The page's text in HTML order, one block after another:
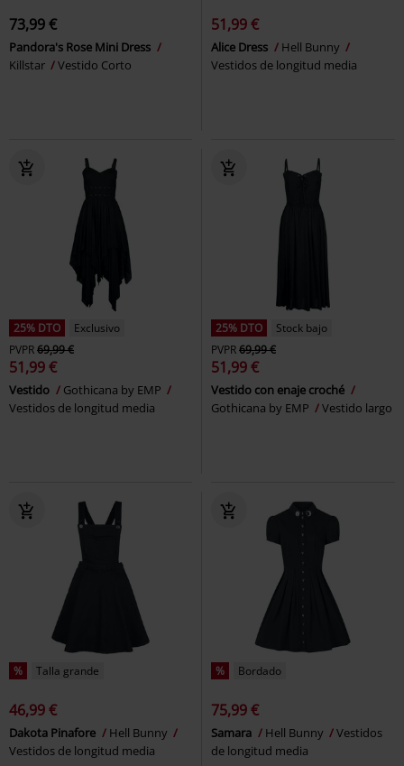
73,99 €
Pandora's Rose Mini Dress
Killstar
Vestido Corto
51,99 €
Alice Dress
Hell Bunny
Vestidos de longitud media
25% DTO
Exclusivo
PVPR69,99 €
51,99 €
Vestido
Gothicana by EMP
Vestidos de longitud media
25% DTO
Stock bajo
PVPR69,99 €
51,99 €
Vestido con enaje croché
Gothicana by EMP
Vestido largo
% Talla grande
46,99 €
Dakota Pinafore
Hell Bunny
Vestidos de longitud media
% Bordado
75,99 €
Samara Hell Bunny
Vestidos
de longitud media